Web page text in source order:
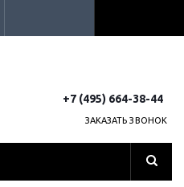
+7 (495) 664-38-44
ЗАКАЗАТЬ ЗВОНОК